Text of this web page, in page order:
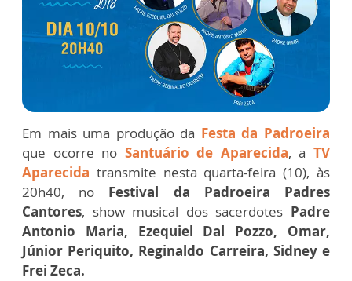
Em mais uma produção da Festa da Padroeira
que ocorre no Santuário de Aparecida, aTV
Aparecida transmite nesta quarta-feira (10), às
20h40, no Festival da Padroeira Padres
Cantores, show musical dos sacerdotes Padre
Antonio Maria, Ezequiel Dal Pozzo, Omar,
Júnior Periquito, Reginaldo Carreira, Sidney e
Frei Zeca.